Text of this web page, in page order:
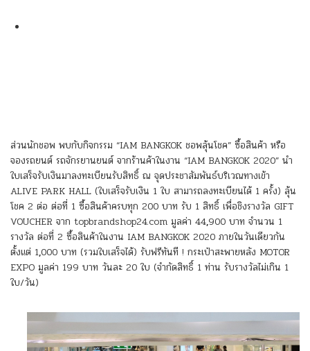
ส่วนนักชอพ พบกับกิจกรรม “IAM BANGKOK ชอพลุ้นโชค” ซื้อสินค้า หรือ
จองรถยนต์ รถจักรยานยนต์ จากร้านค้าในงาน “IAM BANGKOK 2020” นำ
ใบเสร็จรับเงินมาลงทะเบียนรับสิทธิ์ ณ จุดประชาสัมพันธ์บริเวณทางเข้า
ALIVE PARK HALL (ใบเสร็จรับเงิน 1 ใบ สามารถลงทะเบียนได้ 1 ครั้ง) ลุ้น
โชค 2 ต่อ ต่อที่ 1 ซื้อสินค้าครบทุก 200 บาท รับ 1 สิทธิ์ เพื่อชิงรางวัล GIFT
VOUCHER จาก topbrandshop24.com มูลค่า 44,900 บาท จำนวน 1
รางวัล ต่อที่ 2 ซื้อสินค้าในงาน IAM BANGKOK 2020 ภายในวันเดียวกัน
ตั้งแต่ 1,000 บาท (รวมใบเสร็จได้) รับฟรีทันที ! กระเป๋าสะพายหลัง MOTOR
EXPO มูลค่า 199 บาท วันละ 20 ใบ (จำกัดสิทธิ์ 1 ท่าน รับรางวัลไม่เกิน 1
ใบ/วัน)